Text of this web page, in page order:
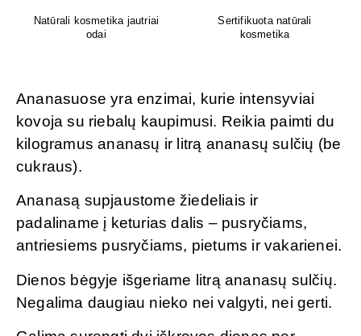
Oda sensta. Faktas. Geriausi
rezultatai gimsta tada, kai
Greita pagalba nuo pilvo
pūtimo!
Ananasuose yra enzimai, kurie intensyviai
kovoja su riebalų kaupimusi. Reikia paimti du
kilogramus ananasų ir litrą ananasų sulčių (be
cukraus).
Ananasą supjaustome žiedeliais ir
padaliname į keturias dalis – pusryčiams,
antriesiems pusryčiams, pietums ir vakarienei.
Dienos bėgyje išgeriame litrą ananasų sulčių.
Negalima daugiau nieko nei valgyti, nei gerti.